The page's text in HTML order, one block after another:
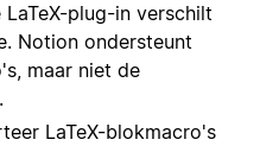
plug-in verschilt
Notion ondersteunt
maar niet de
LaTeX-blokmacro's